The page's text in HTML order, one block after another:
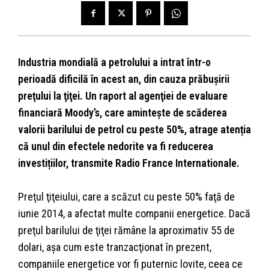
Industria mondială a petrolului a intrat într-o
perioadă dificilă în acest an, din cauza prăbuşirii
preţului la ţiţei. Un raport al agenţiei de evaluare
financiară Moody’s, care amintește de scăderea
valorii barilului de petrol cu peste 50%, atrage atenția
că unul din efectele nedorite va fi reducerea
investițiilor, transmite Radio France Internationale.
Preţul ţiţeiului, care a scăzut cu peste 50% faţă de
iunie 2014, a afectat multe companii energetice. Dacă
preţul barilului de ţiţei rămâne la aproximativ 55 de
dolari, aşa cum este tranzacţionat în prezent,
companiile energetice vor fi puternic lovite, ceea ce